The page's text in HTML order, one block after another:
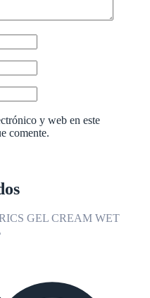
y web en este
comente.